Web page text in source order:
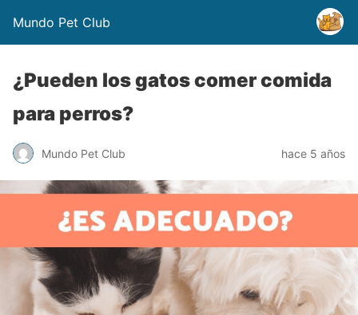
Mundo Pet Club
¿Pueden los gatos comer comida
para perros?
Mundo Pet Club hace 5 años